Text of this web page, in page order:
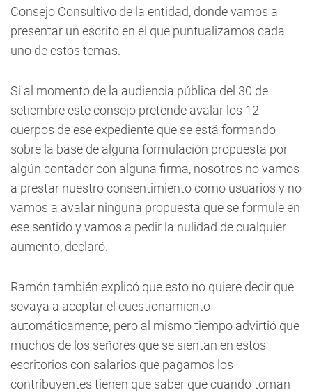
Consejo Consultivo de la entidad, donde vamos a
presentar un escrito en el que puntualizamos cada
uno de estos temas.
Si al momento de la audiencia pública del 30 de
setiembre este consejo pretende avalar los 12
cuerpos de ese expediente que se está formando
sobre la base de alguna formulación propuesta por
algún contador con alguna firma, nosotros no vamos
a prestar nuestro consentimiento como usuarios y no
vamos a avalar ninguna propuesta que se formule en
ese sentido y vamos a pedir la nulidad de cualquier
aumento, declaró.
Ramón también explicó que esto no quiere decir que
sevaya a aceptar el cuestionamiento
automáticamente, pero al mismo tiempo advirtió que
muchos de los señores que se sientan en estos
escritorios con salarios que pagamos los
contribuyentes tienen que saber que cuando toman